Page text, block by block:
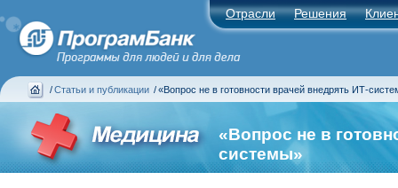
Отрасли Решения
/ Статьи и публикации / «Вопрос не в готовности врачей внедрять ИТ-
«Вопрос не в
системы»